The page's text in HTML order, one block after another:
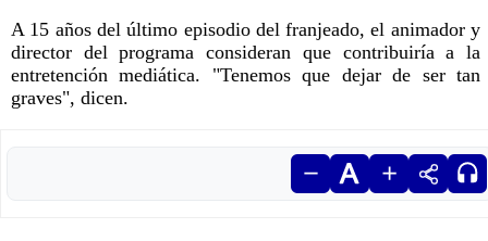
A 15 años del último episodio del franjeado, el animador y
director del programa consideran que contribuiría a la
entretención mediática. "Tenemos que dejar de ser tan
graves", dicen.